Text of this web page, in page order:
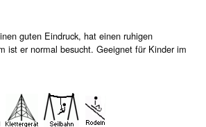
guten Eindruck, hat einen ruhigen
ist er normal besucht. Geeignet für Kinder im